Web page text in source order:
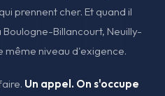
prennent cher. Et quand il
Billancourt, Neuilly-
même niveau d'exigence.
Un appel. On s'occupe